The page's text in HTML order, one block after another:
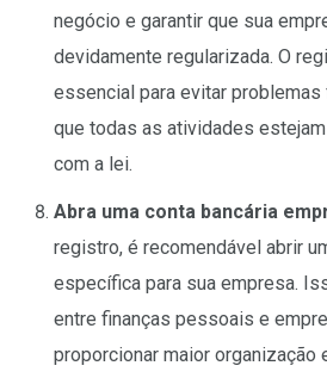
negócio e garantir que sua
devidamente regularizada. O
essencial para evitar
que todas as atividades
com a lei.
Abra uma conta bancária
registro, é recomendável abrir
específica para sua empresa.
entre finanças pessoais e
proporcionar maior